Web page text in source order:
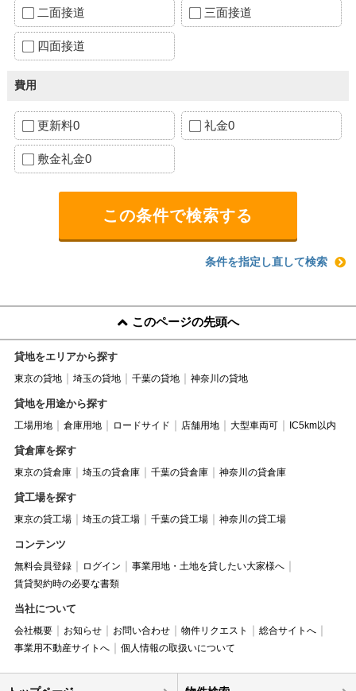
二面接道 三面接道
四面接道
費用
更新料0 礼金0
敷金礼金0
条件を指定し直して検索
このページの先頭へ
貸地をエリアから探す
東京の貸地 埼玉の貸地 千葉の貸地 神奈川の貸地
貸地を用途から探す
工場用地 倉庫用地 ロードサイド 店舗用地 大型車両可 IC5km以内
貸倉庫を探す
東京の貸倉庫 埼玉の貸倉庫 千葉の貸倉庫 神奈川の貸倉庫
貸工場を探す
東京の貸工場 埼玉の貸工場 千葉の貸工場 神奈川の貸工場
コンテンツ
無料会員登録 ログイン
事業用地・土地を貸したい大家様へ
賃貸契約時の必要な書類
当社について
会社概要 お知らせ お問い合わせ 物件リクエスト
総合サイトへ
事業用不動産サイトへ
個人情報の取扱いについて